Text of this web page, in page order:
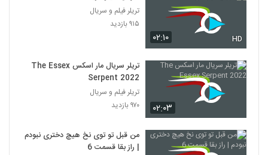
۰۲:۱۰ HD
تریلر فیلم و سریال
۹۱۵ بازدید
۰۲:۰۳
تریلر سریال مار اسکس The Essex
Serpent 2022
تریلر فیلم و سریال
۹۷۰ بازدید
من قبل تو توی نخ هیچ دختری نبودم
| راز بقا قسمت 6